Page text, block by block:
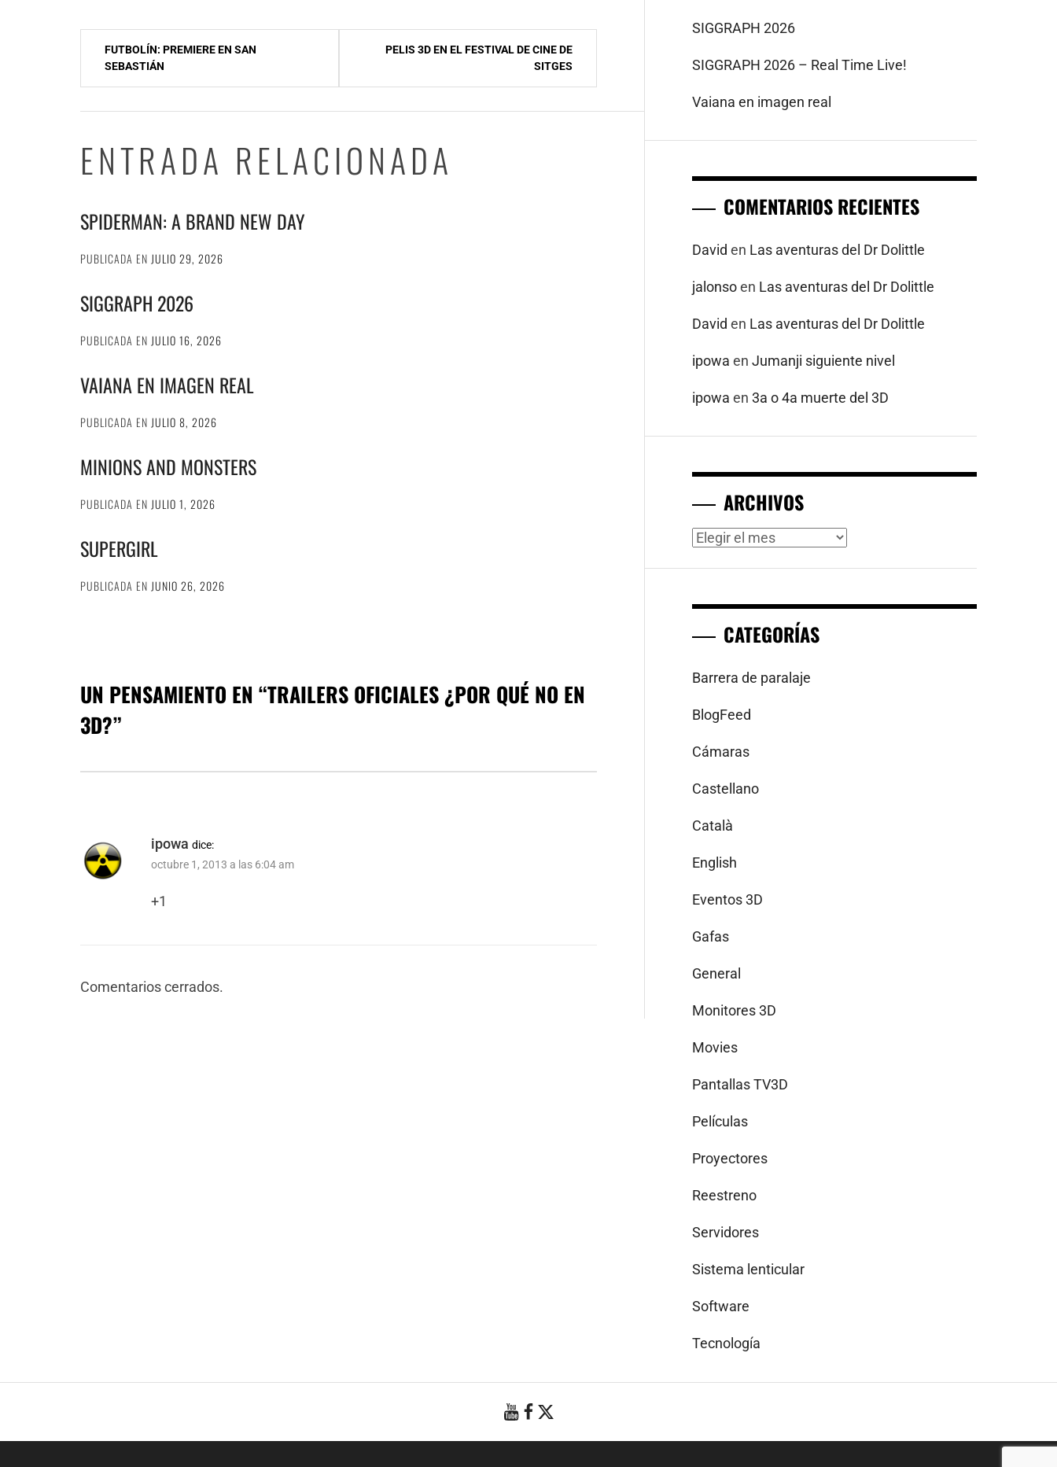
Navegación
entradas
FUTBOLÍN: PREMIERE EN SAN
SEBASTIÁN
PELIS 3D EN EL FESTIVAL DE CINE DE
SITGES
ENTRADA RELACIONADA
SPIDERMAN: A BRAND NEW DAY
PUBLICADA EN JULIO 29, 2026
SIGGRAPH 2026
PUBLICADA EN JULIO 16, 2026
VAIANA EN IMAGEN REAL
PUBLICADA EN JULIO 8, 2026
MINIONS AND MONSTERS
PUBLICADA EN JULIO 1, 2026
SUPERGIRL
PUBLICADA EN JUNIO 26, 2026
UN PENSAMIENTO EN “TRAILERS OFICIALES ¿POR QUÉ NO EN
3D?”
ipowa dice:
octubre 1, 2013 a las 6:04 am
+1
Comentarios cerrados.
SIGGRAPH 2026
SIGGRAPH 2026 – Real Time Live!
Vaiana en imagen real
COMENTARIOS RECIENTES
David en Las aventuras del Dr Dolittle
jalonsoen Las aventuras del Dr Dolittle
David en Las aventuras del Dr Dolittle
ipowa enJumanji siguiente nivel
ipowa en3a o 4a muerte del 3D
ARCHIVOS
Archivos
CATEGORÍAS
Barrera de paralaje
BlogFeed
Cámaras
Castellano
Català
English
Eventos 3D
Gafas
General
Monitores 3D
Movies
Pantallas TV3D
Películas
Proyectores
Reestreno
Servidores
Sistema lenticular
Software
Tecnología